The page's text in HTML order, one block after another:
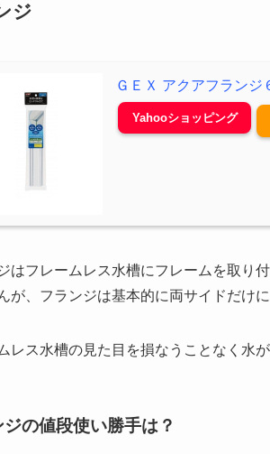
ジ
ＧＥＸ アクアフランジ
Yahooショッピング
はフレームレス水槽にフレームを取り
が、フランジは基本的に両サイドだけ
レス水槽の見た目を損なうことなく水
ジの値段使い勝手は？